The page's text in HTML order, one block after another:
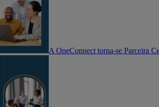
A OneConnect torna-se Parceira